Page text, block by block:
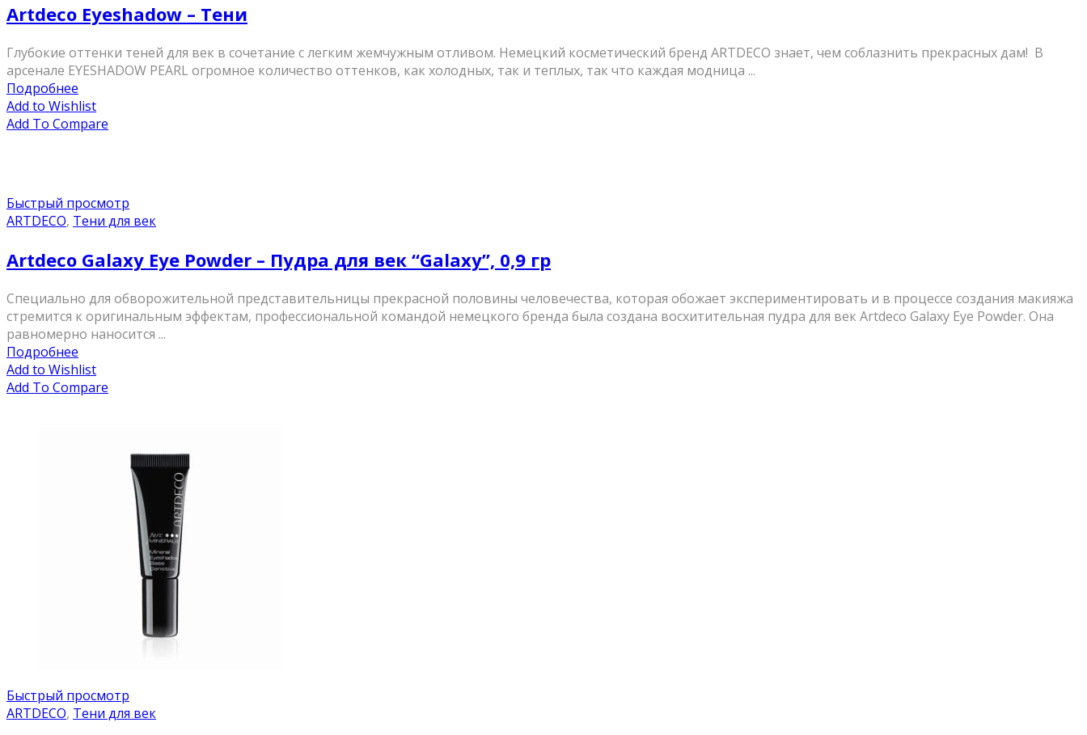
Artdeco Eyeshadow – Тени
Глубокие оттенки теней для век в сочетание с легким жемчужным отливом. Немецкий косметический бренд ARTDECO знает, чем соблазнить прекрасных дам! В
арсенале EYESHADOW PEARL огромное количество оттенков, как холодных, так и теплых, так что каждая модница ...
Подробнее
Add to Wishlist
Add To Compare
Быстрый просмотр
ARTDECO, Тени для век
Artdeco Galaxy Eye Powder – Пудра для век “Galaxy”, 0,9 гр
Специально для обворожительной представительницы прекрасной половины человечества, которая обожает экспериментировать и в процессе создания макияжа
стремится к оригинальным эффектам, профессиональной командой немецкого бренда была создана восхитительная пудра для век Artdeco Galaxy Eye Powder. Она
равномерно наносится ...
Подробнее
Add to Wishlist
Add To Compare
Быстрый просмотр
ARTDECO, Тени для век